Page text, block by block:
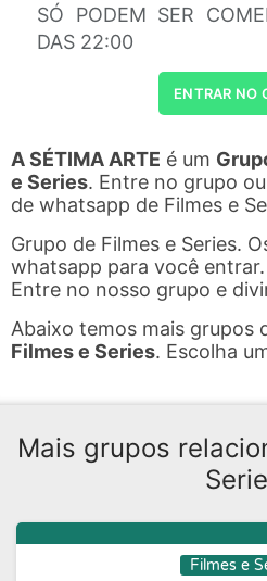
SÓ PODEM SER
DAS 22:00
ENTRAR NO
A SÉTIMA ARTE é um
e Series. Entre no grupo
de whatsapp de Filmes e
Grupo de Filmes e Series.
whatsapp para você
Entre no nosso grupo e
Abaixo temos mais grupos
Filmes e Series. Escolha
Mais grupos
Filmes e